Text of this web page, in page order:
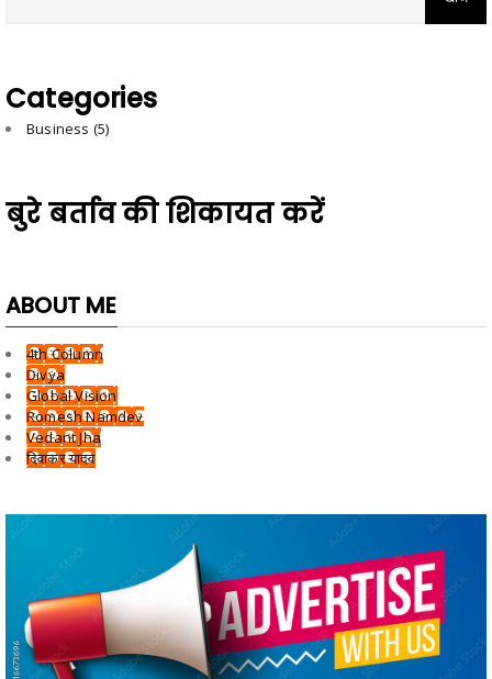
Categories
Business (5)
बुरे बर्ताव की शिकायत करें
ABOUT ME
4th Column
Divya
Global Vision
Romesh Namdev
Vedant Jha
दिवाकर यादव